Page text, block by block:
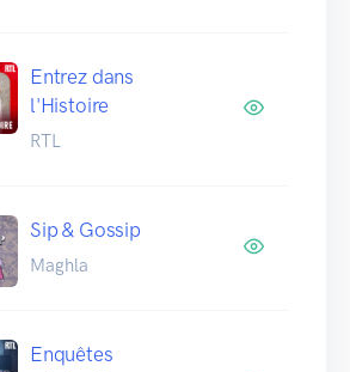
Entrez dans
l'Histoire
RTL
Sip & Gossip
Maghla
Enquêtes